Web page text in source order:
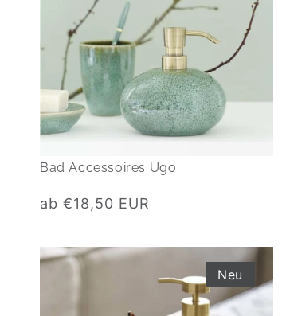
Bad Accessoires Ugo
Normaler
ab €18,50 EUR
Neu